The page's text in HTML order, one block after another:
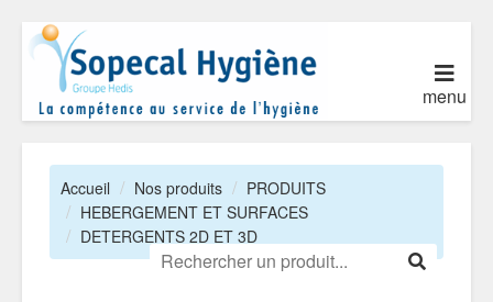
menu
Accueil Nos produits
PRODUITS
HEBERGEMENT ET SURFACES
DETERGENTS 2D ET 3D